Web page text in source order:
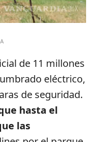
de 11 millones
eléctrico,
de seguridad.
hasta el
las